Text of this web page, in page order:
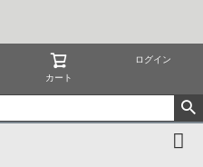
カート
ログイン